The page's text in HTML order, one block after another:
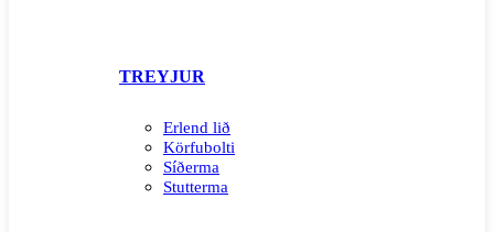
TREYJUR
Erlend lið
Körfubolti
Síðerma
Stutterma